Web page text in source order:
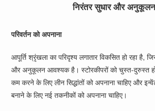
निरंतर सुधार और अनुकूलन
परिवर्तन को अपनाना
आपूर्ति श्रृंखला का परिदृश्य लगातार विकसित हो रहा है,
और अनुकूलन आवश्यक है। स्टोरकीपरों को चुस्त-दुरुस्त
कम करने के लिए लीन सिद्धांतों को अपनाना चाहिए और
बनाने के लिए नई तकनीकों को अपनाना चाहिए।